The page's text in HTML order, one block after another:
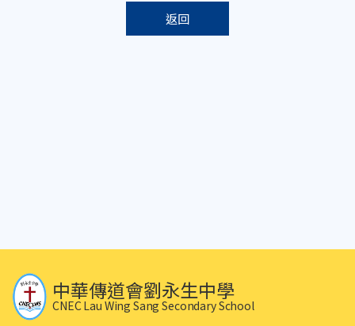
返回
中華傳道會劉永生中學
CNEC Lau Wing Sang Secondary School